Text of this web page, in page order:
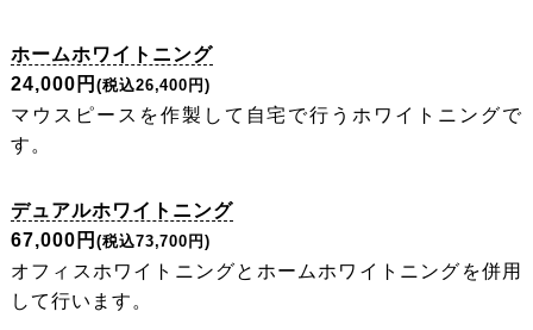
ホームホワイトニング
24,000円 (税込26,400円)
マウスピースを作製して自宅で行うホワイトニングで
す。
デュアルホワイトニング
67,000円 (税込73,700円)
オフィスホワイトニングとホームホワイトニングを併用
して行います。